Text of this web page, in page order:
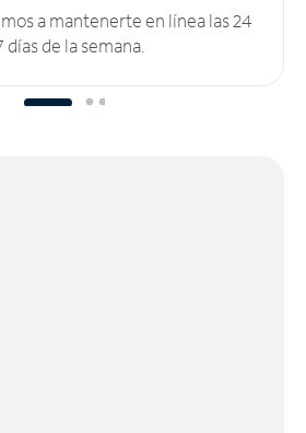
a mantenerte en línea las 24
de la semana.